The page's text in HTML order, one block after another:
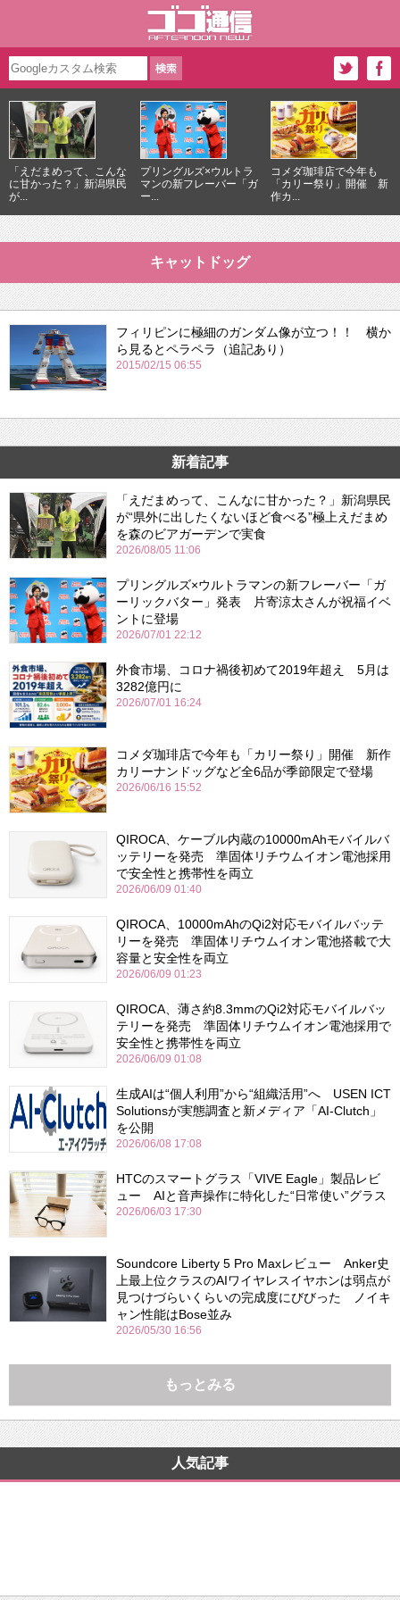
「えだまめって、こんな
に甘かった？」新潟県民
が...
プリングルズ×ウルトラ
マンの新フレーバー「ガ
ー...
コメダ珈琲店で今年も
「カリー祭り」開催 新
作カ...
キャットドッグ
フィリピンに極細のガンダム像が立つ！！ 横か
ら見るとペラペラ（追記あり）
2015/02/15 06:55
新着記事
「えだまめって、こんなに甘かった？」新潟県民
が“県外に出したくないほど食べる”極上えだまめ
を森のビアガーデンで実食
2026/08/05 11:06
プリングルズ×ウルトラマンの新フレーバー「ガ
ーリックバター」発表 片寄涼太さんが祝福イベ
ントに登場
2026/07/01 22:12
外食市場、コロナ禍後初めて2019年超え 5月は
3282億円に
2026/07/01 16:24
コメダ珈琲店で今年も「カリー祭り」開催 新作
カリーナンドッグなど全6品が季節限定で登場
2026/06/16 15:52
QIROCA、ケーブル内蔵の10000mAhモバイルバ
ッテリーを発売 準固体リチウムイオン電池採用
で安全性と携帯性を両立
2026/06/09 01:40
QIROCA、10000mAhのQi2対応モバイルバッテ
リーを発売 準固体リチウムイオン電池搭載で大
容量と安全性を両立
2026/06/09 01:23
QIROCA、薄さ約8.3mmのQi2対応モバイルバッ
テリーを発売 準固体リチウムイオン電池採用で
安全性と携帯性を両立
2026/06/09 01:08
生成AIは“個人利用”から“組織活用”へ USEN ICT
Solutionsが実態調査と新メディア「AI-Clutch」
を公開
2026/06/08 17:08
HTCのスマートグラス「VIVE Eagle」製品レビ
ュー AIと音声操作に特化した“日常使い”グラス
2026/06/03 17:30
Soundcore Liberty 5 Pro Maxレビュー Anker史
上最上位クラスのAIワイヤレスイヤホンは弱点が
見つけづらいくらいの完成度にびびった ノイキ
ャン性能はBose並み
2026/05/30 16:56
もっとみる
人気記事